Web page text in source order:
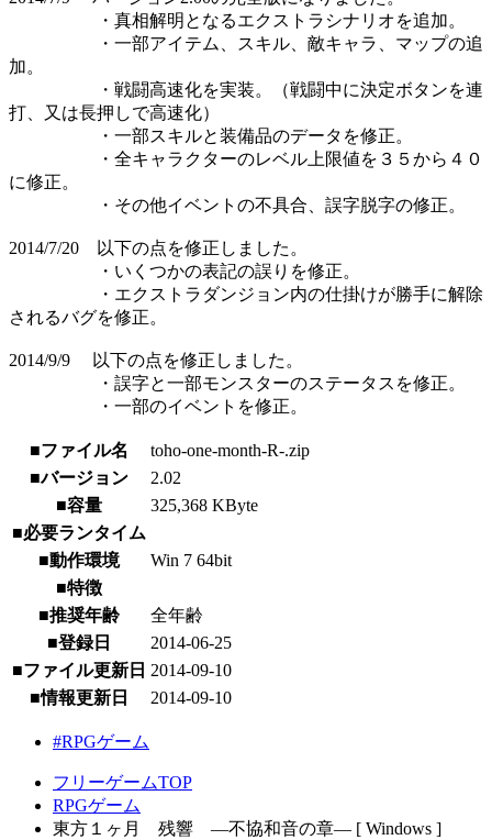
・真相解明となるエクストラシナリオを追加。
・一部アイテム、スキル、敵キャラ、マップの追
加。
・戦闘高速化を実装。（戦闘中に決定ボタンを連
打、又は長押しで高速化）
・一部スキルと装備品のデータを修正。
・全キャラクターのレベル上限値を３５から４０
に修正。
・その他イベントの不具合、誤字脱字の修正。
2014/7/20 以下の点を修正しました。
・いくつかの表記の誤りを修正。
・エクストラダンジョン内の仕掛けが勝手に解除
されるバグを修正。
2014/9/9 以下の点を修正しました。
・誤字と一部モンスターのステータスを修正。
・一部のイベントを修正。
■ファイル名
toho-one-month-R-.zip
■バージョン
2.02
■容量
325,368 KByte
■必要ランタイム
■動作環境
Win 7 64bit
■特徴
■推奨年齢
全年齢
■登録日
2014-06-25
■ファイル更新日 2014-09-10
■情報更新日
2014-09-10
#RPGゲーム
フリーゲームTOP
RPGゲーム
東方１ヶ月 残響 ―不協和音の章― [ Windows ]